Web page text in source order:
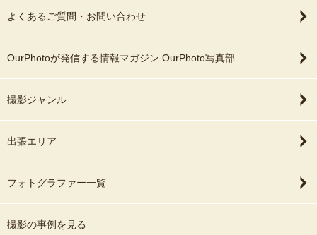
よくあるご質問・お問い合わせ
OurPhotoが発信する情報マガジン OurPhoto写真部
撮影ジャンル
出張エリア
フォトグラファー一覧
撮影の事例を見る